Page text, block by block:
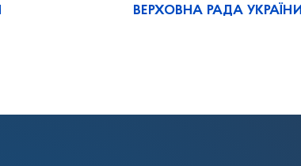
ВЕРХОВНА РАДА УКРАЇНИ